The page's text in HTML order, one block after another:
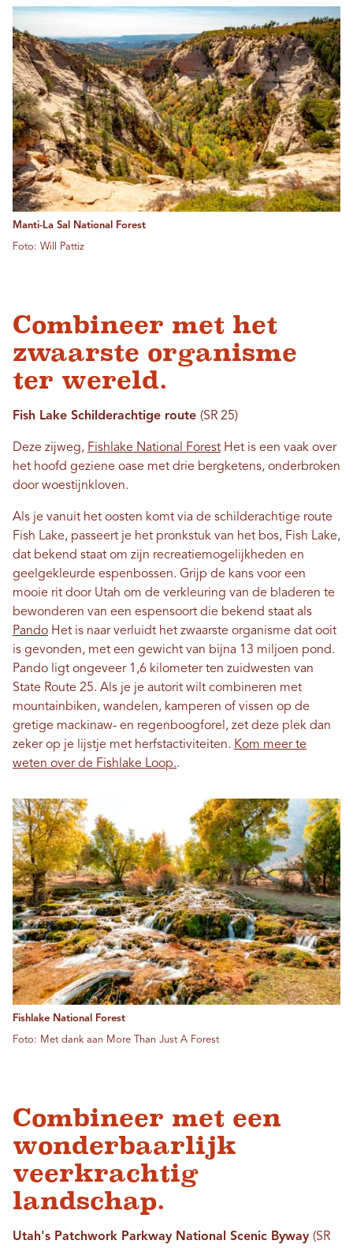
Manti-La Sal National Forest
Foto: Will Pattiz
Combineer met het
zwaarste organisme
ter wereld.
Fish Lake Schilderachtige route (SR 25)
Deze zijweg, Fishlake National Forest Het is een vaak over
het hoofd geziene oase met drie bergketens, onderbroken
door woestijnkloven.
Als je vanuit het oosten komt via de schilderachtige route
Fish Lake, passeert je het pronkstuk van het bos, Fish Lake,
dat bekend staat om zijn recreatiemogelijkheden en
geelgekleurde espenbossen. Grijp de kans voor een
mooie rit door Utah om de verkleuring van de bladeren te
bewonderen van een espensoort die bekend staat als
Pando Het is naar verluidt het zwaarste organisme dat ooit
is gevonden, met een gewicht van bijna 13 miljoen pond.
Pando ligt ongeveer 1,6 kilometer ten zuidwesten van
State Route 25. Als je je autorit wilt combineren met
mountainbiken, wandelen, kamperen of vissen op de
gretige mackinaw- en regenboogforel, zet deze plek dan
zeker op je lijstje met herfstactiviteiten. Kom meer te
weten over de Fishlake Loop..
Fishlake National Forest
Foto: Met dank aan More Than Just A Forest
Combineer met een
wonderbaarlijk
veerkrachtig
landschap.
Utah's Patchwork Parkway National Scenic Byway (SR